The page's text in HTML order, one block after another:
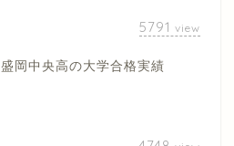
5791 view
盛岡中央高の大学合格実績